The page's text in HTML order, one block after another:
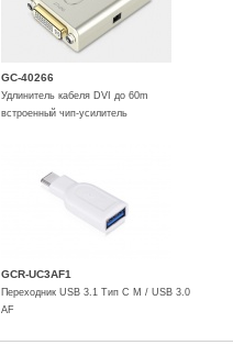
GC-40266
Удлинитель кабеля DVI до 60m
встроенный чип-усилитель
GCR-UC3AF1
Переходник USB 3.1 Тип C M / USB 3.0
AF